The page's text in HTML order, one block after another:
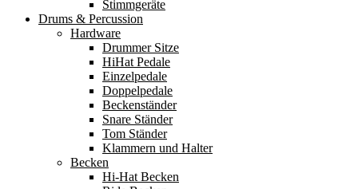
Stimmgeräte
Drums & Percussion
Hardware
Drummer Sitze
HiHat Pedale
Einzelpedale
Doppelpedale
Beckenständer
Snare Ständer
Tom Ständer
Klammern und Halter
Becken
Hi-Hat Becken